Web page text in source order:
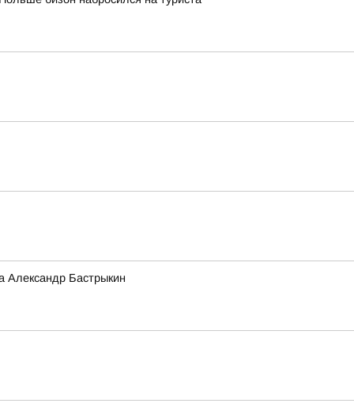
Александр Бастрыкин